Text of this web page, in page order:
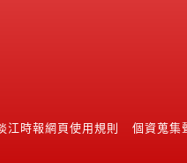
江時報網頁使用規則 個資蒐集